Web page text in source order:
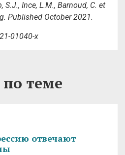
S.J., Ince, L.M., Barnoud, C. et
Published October 2021.
01040-x
теме
отвечают